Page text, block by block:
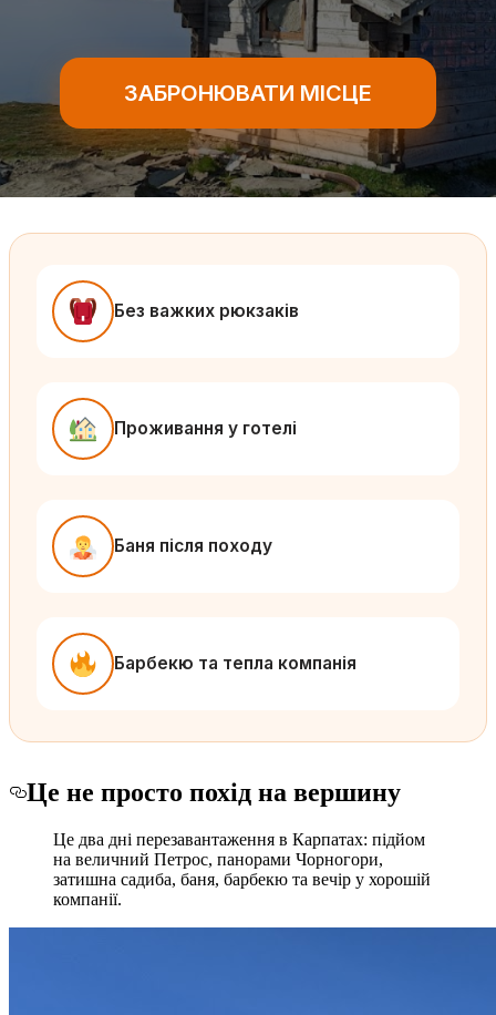
ЗАБРОНЮВАТИ МІСЦЕ
Без важких рюкзаків
Проживання у готелі
Баня після походу
Барбекю та тепла компанія
Це не просто похід на вершину
Це два дні перезавантаження в Карпатах: підйом
на величний Петрос, панорами Чорногори,
затишна садиба, баня, барбекю та вечір у хорошій
компанії.